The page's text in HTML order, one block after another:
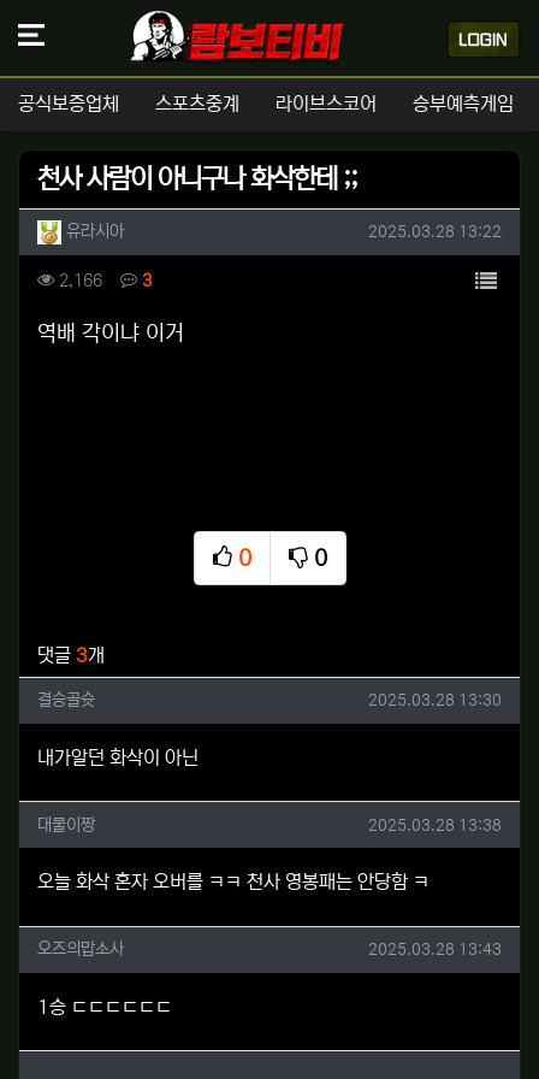
공식보증업체 스포츠중계 라이브스코어 승부예측게임
천사 사람이 아니구나 화삭한테 ;;
작성자 정보
유라시아작성 작성일
2025.03.28 13:22
컨텐츠 정보
2,166조회 3댓글 목록
본문
역배 각이냐 이거
0
추천
0
비추천
댓글 3개
결승골슛님의 댓글
결승골슛 작성일
2025.03.28 13:30
내가알던 화삭이 아닌
대물이짱님의 댓글
대물이짱 작성일
2025.03.28 13:38
오늘 화삭 혼자 오버를 ㅋㅋ 천사 영봉패는 안당함 ㅋ
오즈의맙소사님의 댓글
오즈의맙소사 작성일
2025.03.28 13:43
1승 ㄷㄷㄷㄷㄷㄷ